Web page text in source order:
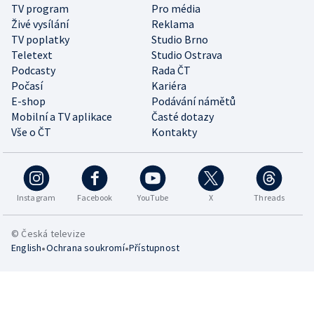
TV program
Pro média
Živé vysílání
Reklama
TV poplatky
Studio Brno
Teletext
Studio Ostrava
Podcasty
Rada ČT
Počasí
Kariéra
E-shop
Podávání námětů
Mobilní a TV aplikace
Časté dotazy
Vše o ČT
Kontakty
Instagram Facebook YouTube X Threads
© Česká televize
English•Ochrana soukromí•Přístupnost